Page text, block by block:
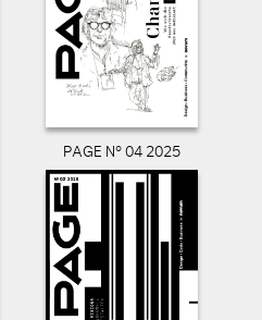
PAGE N° 04 2025